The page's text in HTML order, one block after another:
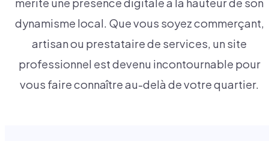
mérite une présence digitale à la hauteur de son
dynamisme local. Que vous soyez commerçant,
artisan ou prestataire de services, un site
professionnel est devenu incontournable pour
vous faire connaître au-delà de votre quartier.